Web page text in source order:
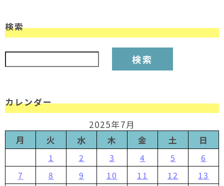
検索
検索:
カレンダー
2025年7月
月
火 水 木 金 土 日
1 2 3 4 5
6
7
8 9 10 11 12
13